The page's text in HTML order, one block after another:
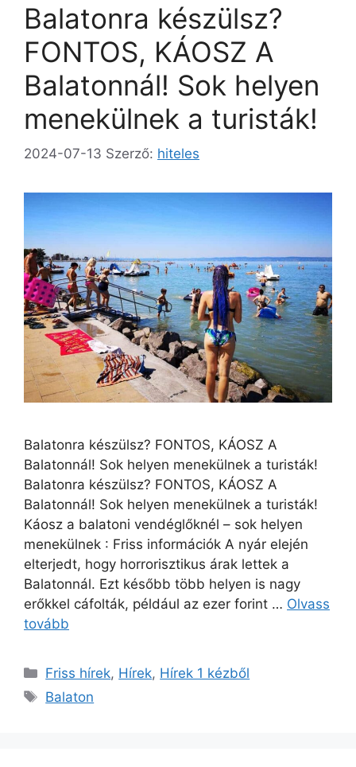
Balatonra készülsz?
FONTOS, KÁOSZ A
Balatonnál! Sok helyen
menekülnek a turisták!
2024-07-13 Szerző: hiteles
Balatonra készülsz? FONTOS, KÁOSZ A
Balatonnál! Sok helyen menekülnek a turisták!
Balatonra készülsz? FONTOS, KÁOSZ A
Balatonnál! Sok helyen menekülnek a turisták!
Káosz a balatoni vendéglőknél – sok helyen
menekülnek : Friss információk A nyár elején
elterjedt, hogy horrorisztikus árak lettek a
Balatonnál. Ezt később több helyen is nagy
erőkkel cáfolták, például az ezer forint … Olvass
tovább
Kategória
Friss hírek, Hírek, Hírek 1 kézből
Címkék
Balaton